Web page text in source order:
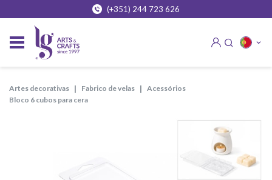
(+351) 244 723 626
artes decorativas fabrico de velas
acessórios
bloco 6 cubos para cera